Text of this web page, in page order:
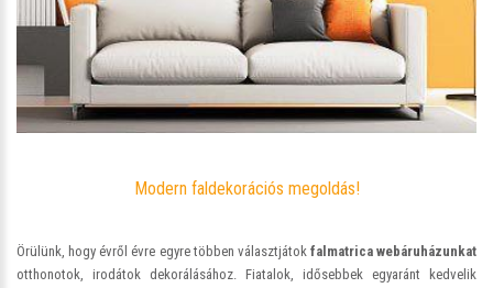
Modern faldekorációs megoldás!
Örülünk, hogy évről évre egyre többen választjátok falmatrica webáruházunkat
otthonotok, irodátok dekorálásához. Fiatalok, idősebbek egyaránt kedvelik